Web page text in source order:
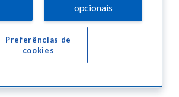
opcionais
Preferências de
cookies